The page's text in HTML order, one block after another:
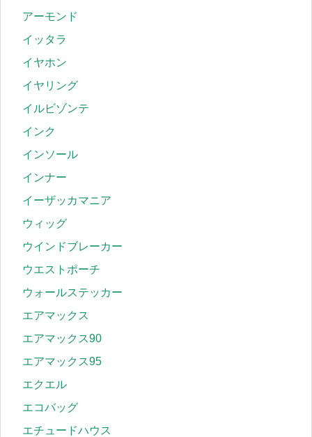
アーモンド
イッタラ
イヤホン
イヤリング
イルビゾンテ
インク
インソール
インナー
イーザッカマニア
ウィッグ
ウインドブレーカー
ウエストポーチ
ウォールステッカー
エアマックス
エアマックス90
エアマックス95
エクエル
エコバッグ
エチュードハウス